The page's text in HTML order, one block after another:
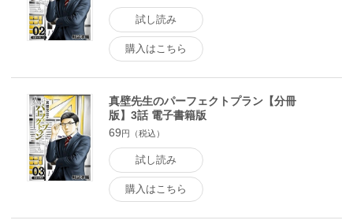
試し読み
購入はこちら
真壁先生のパーフェクトプラン【分冊
版】3話 電子書籍版
69円（税込）
試し読み
購入はこちら